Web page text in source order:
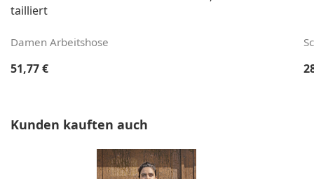
tailliert
Damen Arbeitshose
Regulärer Preis:
51,77 €
Produktgalerie überspringen
Kunden kauften auch